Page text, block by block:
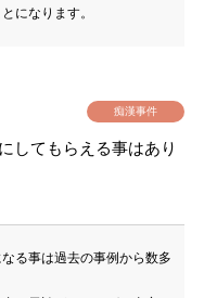
になります。
痴漢事件
してもらえる事はあり
る事は過去の事例から数多